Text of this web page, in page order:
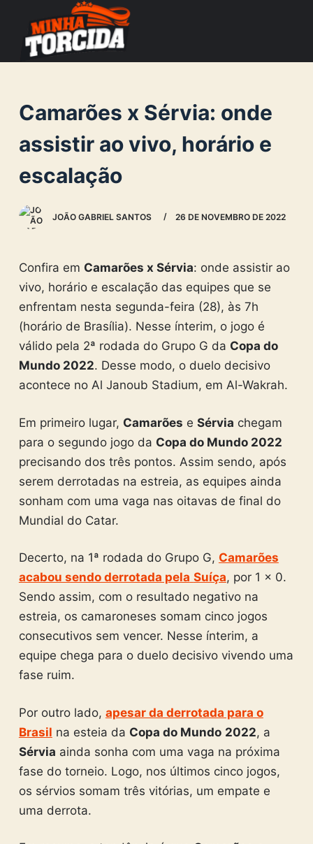
o
o
n
e
Camarões x Sérvia: onde
assistir ao vivo, horário e
escalação
JOÃO GABRIEL SANTOS 26 DE NOVEMBRO DE 2022
Confira em Camarões x Sérvia: onde assistir ao
vivo, horário e escalação das equipes que se
enfrentam nesta segunda-feira (28), às 7h
(horário de Brasília). Nesse ínterim, o jogo é
válido pela 2ª rodada do Grupo G da Copa do
Mundo 2022. Desse modo, o duelo decisivo
acontece no Al Janoub Stadium, em Al-Wakrah.
Em primeiro lugar, Camarões e Sérvia chegam
para o segundo jogo da Copa do Mundo 2022
precisando dos três pontos. Assim sendo, após
serem derrotadas na estreia, as equipes ainda
sonham com uma vaga nas oitavas de final do
Mundial do Catar.
Decerto, na 1ª rodada do Grupo G, Camarões
acabou sendo derrotada pela Suíça, por 1 x 0.
Sendo assim, com o resultado negativo na
estreia, os camaroneses somam cinco jogos
consecutivos sem vencer. Nesse ínterim, a
equipe chega para o duelo decisivo vivendo uma
fase ruim.
Por outro lado, apesar da derrotada para o
Brasil na esteia da Copa do Mundo 2022, a
Sérvia ainda sonha com uma vaga na próxima
fase do torneio. Logo, nos últimos cinco jogos,
os sérvios somam três vitórias, um empate e
uma derrota.